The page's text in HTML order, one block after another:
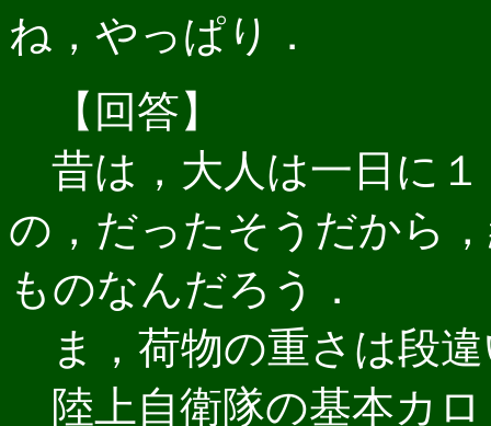
ね，やっぱり．
【回答】
昔は，大人は一日に
の，だったそうだから
ものなんだろう．
ま，荷物の重さは段
陸上自衛隊の基本カ